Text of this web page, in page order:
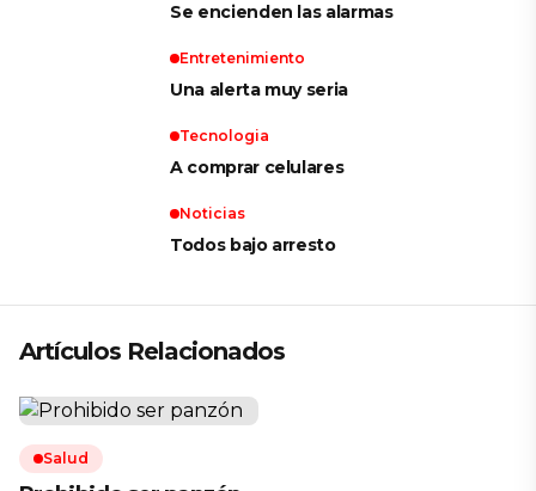
Se encienden las alarmas
Entretenimiento
Una alerta muy seria
Tecnologia
A comprar celulares
Noticias
Todos bajo arresto
Artículos Relacionados
Salud